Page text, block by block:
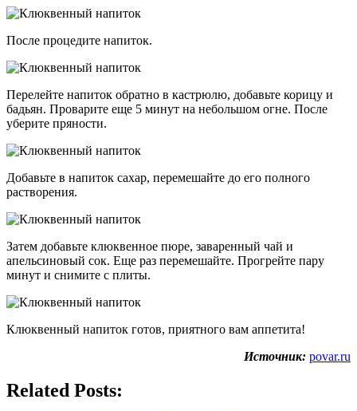
После процедите напиток.
Перелейте напиток обратно в кастрюлю, добавьте корицу и
бадьян. Проварите еще 5 минут на небольшом огне. После
уберите пряности.
Добавьте в напиток сахар, перемешайте до его полного
растворения.
Затем добавьте клюквенное пюре, заваренный чай и
апельсиновый сок. Еще раз перемешайте. Прогрейте пару
минут и снимите с плиты.
Клюквенный напиток готов, приятного вам аппетита!
Источник: povar.ru
Related Posts: